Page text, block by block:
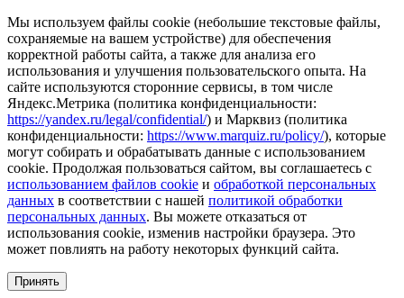
Мы используем файлы cookie (небольшие текстовые файлы,
сохраняемые на вашем устройстве) для обеспечения
корректной работы сайта, а также для анализа его
использования и улучшения пользовательского опыта. На
сайте используются сторонние сервисы, в том числе
Яндекс.Метрика (политика конфиденциальности:
https://yandex.ru/legal/confidential/) и Марквиз (политика
конфиденциальности: https://www.marquiz.ru/policy/), которые
могут собирать и обрабатывать данные с использованием
cookie. Продолжая пользоваться сайтом, вы соглашаетесь с
использованием файлов cookie и обработкой персональных
данных в соответствии с нашей политикой обработки
персональных данных. Вы можете отказаться от
использования cookie, изменив настройки браузера. Это
может повлиять на работу некоторых функций сайта.
Принять